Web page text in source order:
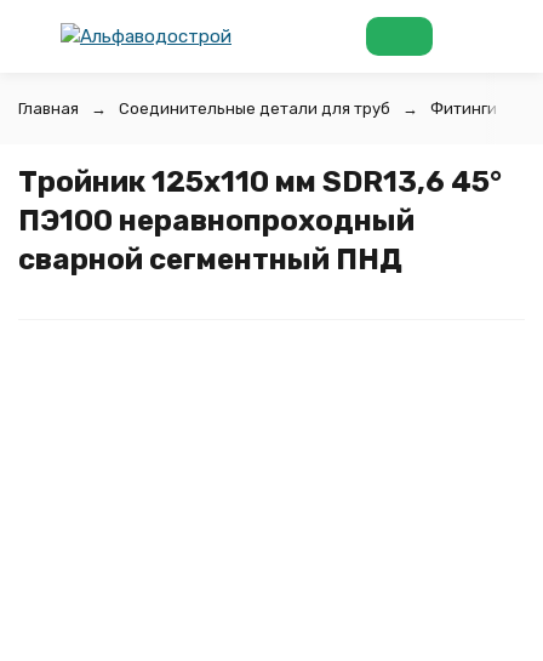
Главная Соединительные детали для труб Фитинги для
Тройник 125х110 мм SDR13,6 45°
ПЭ100 неравнопроходный
сварной сегментный ПНД